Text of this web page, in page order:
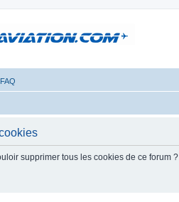
FAQ
supprimer tous les cookies de ce forum ?